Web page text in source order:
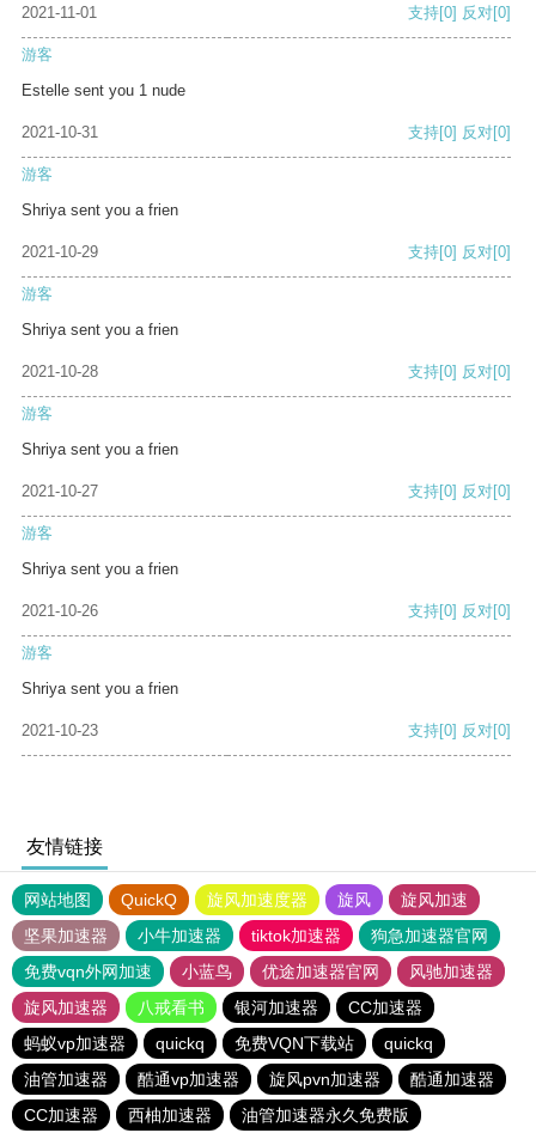
2021-11-01 支持[0] 反对[0]
游客
Estelle sent you 1 nude
2021-10-31 支持[0] 反对[0]
游客
Shriya sent you a frien
2021-10-29 支持[0] 反对[0]
游客
Shriya sent you a frien
2021-10-28 支持[0] 反对[0]
游客
Shriya sent you a frien
2021-10-27 支持[0] 反对[0]
游客
Shriya sent you a frien
2021-10-26 支持[0] 反对[0]
游客
Shriya sent you a frien
2021-10-23 支持[0] 反对[0]
友情链接
网站地图 QuickQ 旋风加速度器 旋风
旋风加速
坚果加速器
小牛加速器 tiktok加速器
狗急加速器官网
免费vqn外网加速
小蓝鸟 优途加速器官网
风驰加速器
旋风加速器
八戒看书 银河加速器
CC加速器
蚂蚁vp加速器
quickq 免费VQN下载站
quickq
油管加速器
酷通vp加速器 旋风pvn加速器
酷通加速器
CC加速器
西柚加速器 油管加速器永久免费版